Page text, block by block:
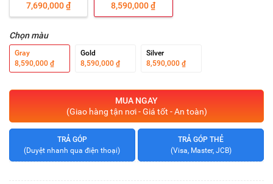
7,690,000 ₫
8,590,000 ₫
Chọn màu
Gray
8,590,000 ₫
Gold
8,590,000 ₫
Silver
8,590,000 ₫
MUA NGAY
(Giao hàng tận nơi - Giá tốt - An toàn)
TRẢ GÓP
(Duyệt nhanh qua điện thoại)
TRẢ GÓP THẺ
(Visa, Master, JCB)